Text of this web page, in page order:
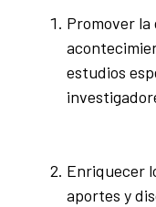
Promover la
estudios
Enriquecer
aportes y